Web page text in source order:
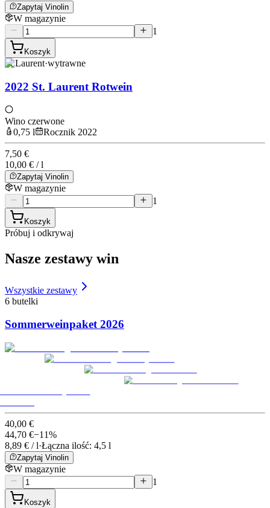
Zapytaj Vinolin
W magazynie
1
Koszyk
St Laurent·wytrawne
2022 St. Laurent Rotwein
Wino czerwone
0,75 l
Rocznik 2022
7,50 €
10,00 € / l
Zapytaj Vinolin
W magazynie
1
Koszyk
Próbuj i odkrywaj
Nasze zestawy win
Wszystkie zestawy
6 butelki
Sommerweinpaket 2026
40,00 €
44,70 €−11%
8,89 € / l·Łączna ilość: 4,5 l
Zapytaj Vinolin
W magazynie
1
Koszyk